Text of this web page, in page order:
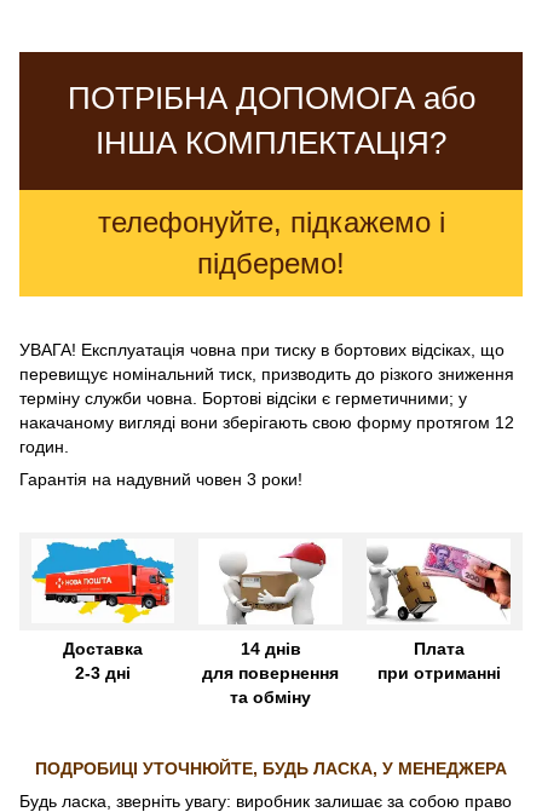
ПОТРІБНА ДОПОМОГА або
ІНША КОМПЛЕКТАЦІЯ?
телефонуйте, підкажемо і
підберемо!
УВАГА! Експлуатація човна при тиску в бортових відсіках, що
перевищує номінальний тиск, призводить до різкого зниження
терміну служби човна. Бортові відсіки є герметичними; у
накачаному вигляді вони зберігають свою форму протягом 12
годин.
Гарантія на надувний човен 3 роки!
Доставка
2-3 дні
14 днів
для повернення
та обміну
Плата
при отриманні
ПОДРОБИЦІ УТОЧНЮЙТЕ, БУДЬ ЛАСКА, У МЕНЕДЖЕРА
Будь ласка, зверніть увагу: виробник залишає за собою право